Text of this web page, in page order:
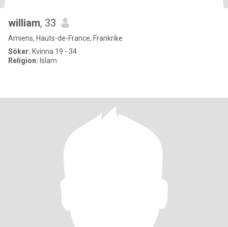
william, 33
Amiens, Hauts-de-France, Frankrike
Söker: Kvinna 19 - 34
Religion: Islam